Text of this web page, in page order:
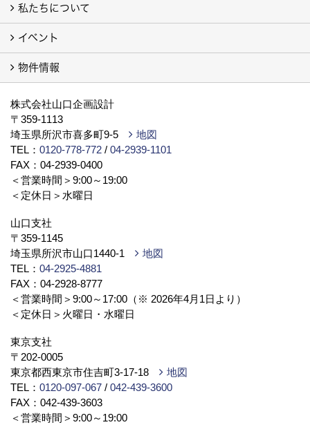
私たちの家
ラビングホームの家「type L」「type S」
例えば ピアノが思い切り弾ける家「地下室」
私たちについて
会社案内
代表挨拶
スタッフブログ
ISO9001
トピックス
事業所／店舗／モデルハウス
プライバシーポリシー
YouTube チャンネル
提携している法律事務所
イベント
イベント予告
イベント報告
物件情報
株式会社山口企画設計
〒359-1113
埼玉県所沢市喜多町9-5
地図
TEL： 0120-778-772 / 04-2939-1101
FAX：04-2939-0400
＜営業時間＞9:00～19:00
＜定休日＞水曜日
山口支社
〒359-1145
埼玉県所沢市山口1440-1
地図
TEL： 04-2925-4881
FAX：04-2928-8777
＜営業時間＞9:00～17:00（※ 2026年4月1日より）
＜定休日＞火曜日・水曜日
東京支社
〒202-0005
東京都西東京市住吉町3-17-18
地図
TEL： 0120-097-067 / 042-439-3600
FAX：042-439-3603
＜営業時間＞9:00～19:00